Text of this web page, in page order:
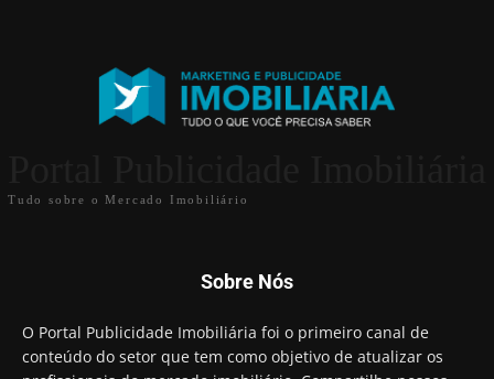
Tudo sobre o Mercado Imobiliário
Sobre Nós
O Portal Publicidade Imobiliária foi o primeiro canal de
conteúdo do setor que tem como objetivo de atualizar os